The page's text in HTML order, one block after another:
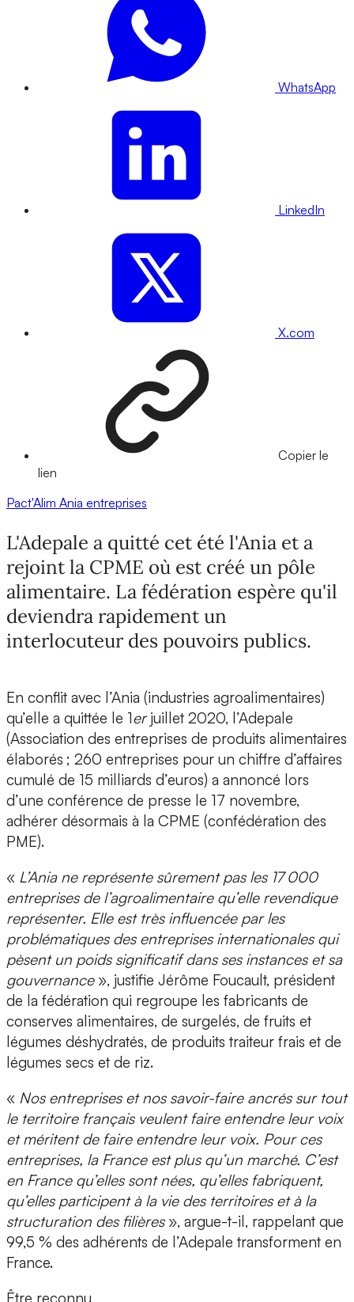
WhatsApp
LinkedIn
X.com
Copier le
lien
Pact'Alim Ania entreprises
L'Adepale a quitté cet été l'Ania et a
rejoint la CPME où est créé un pôle
alimentaire. La fédération espère qu'il
deviendra rapidement un
interlocuteur des pouvoirs publics.
En conflit avec l’Ania (industries agroalimentaires)
qu’elle a quittée le 1erjuillet 2020, l’Adepale
(Association des entreprises de produits alimentaires
élaborés ; 260 entreprises pour un chiffre d’affaires
cumulé de 15 milliards d’euros) a annoncé lors
d’une conférence de presse le 17 novembre,
adhérer désormais à la CPME (confédération des
PME).
« L’Ania ne représente sûrement pas les 17 000
entreprises de l’agroalimentaire qu’elle revendique
représenter. Elle est très influencée par les
problématiques des entreprises internationales qui
pèsent un poids significatif dans ses instances et sa
gouvernance», justifie Jérôme Foucault, président
de la fédération qui regroupe les fabricants de
conserves alimentaires, de surgelés, de fruits et
légumes déshydratés, de produits traiteur frais et de
légumes secs et de riz.
« Nos entreprises et nos savoir-faire ancrés sur tout
le territoire français veulent faire entendre leur voix
et méritent de faire entendre leur voix. Pour ces
entreprises, la France est plus qu’un marché. C’est
en France qu’elles sont nées, qu’elles fabriquent,
qu’elles participent à la vie des territoires et à la
structuration des filières», argue-t-il, rappelant que
99,5 % des adhérents de l’Adepale transforment en
France.
Être reconnu